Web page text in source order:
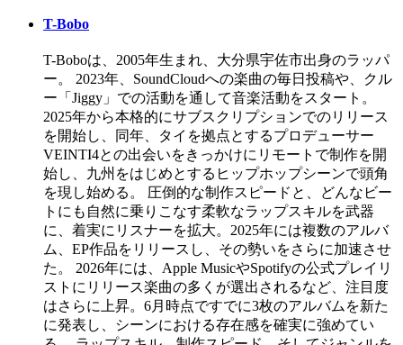
T-Bobo
T-Boboは、2005年生まれ、大分県宇佐市出身のラッパ
ー。 2023年、SoundCloudへの楽曲の毎日投稿や、クル
ー「Jiggy」での活動を通して音楽活動をスタート。
2025年から本格的にサブスクリプションでのリリース
を開始し、同年、タイを拠点とするプロデューサー
VEINTI4との出会いをきっかけにリモートで制作を開
始し、九州をはじめとするヒップホップシーンで頭角
を現し始める。 圧倒的な制作スピードと、どんなビー
トにも自然に乗りこなす柔軟なラップスキルを武器
に、着実にリスナーを拡大。2025年には複数のアルバ
ム、EP作品をリリースし、その勢いをさらに加速させ
た。 2026年には、Apple MusicやSpotifyの公式プレイリ
ストにリリース楽曲の多くが選出されるなど、注目度
はさらに上昇。6月時点ですでに3枚のアルバムを新た
に発表し、シーンにおける存在感を確実に強めてい